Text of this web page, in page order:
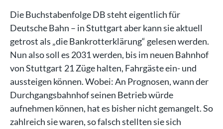
Die Buchstabenfolge DB steht eigentlich für
Deutsche Bahn – in Stuttgart aber kann sie aktuell
getrost als „die Bankrotterklärung“ gelesen werden.
Nun also soll es 2031 werden, bis im neuen Bahnhof
von Stuttgart 21 Züge halten, Fahrgäste ein- und
aussteigen können. Wobei: An Prognosen, wann der
Durchgangsbahnhof seinen Betrieb würde
aufnehmen können, hat es bisher nicht gemangelt. So
zahlreich sie waren, so falsch stellten sie sich